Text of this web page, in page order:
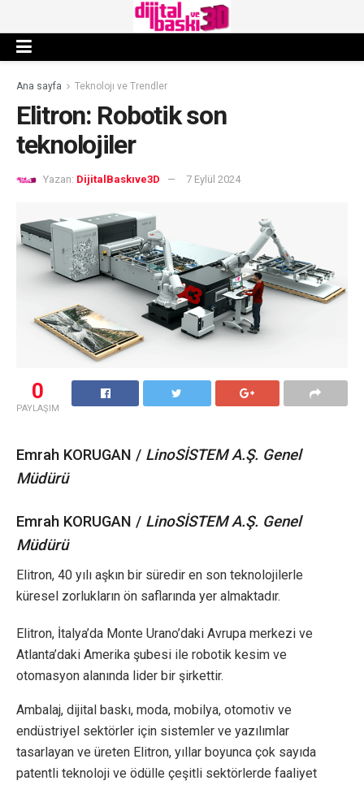
Ana sayfa Teknolojı ve Trendler
Elitron: Robotik son
teknolojiler
Yazan: DijitalBaskıve3D 7 Eylül 2024
0
PAYLAŞIM
Emrah KORUGAN / LinoSİSTEM A.Ş. Genel
Müdürü
Emrah KORUGAN / LinoSİSTEM A.Ş. Genel
Müdürü
Elitron, 40 yılı aşkın bir süredir en son teknolojilerle
küresel zorlukların ön saflarında yer almaktadır.
Elitron, İtalya’da Monte Urano’daki Avrupa merkezi ve
Atlanta’daki Amerika şubesi ile robotik kesim ve
otomasyon alanında lider bir şirkettir.
Ambalaj, dijital baskı, moda, mobilya, otomotiv ve
endüstriyel sektörler için sistemler ve yazılımlar
tasarlayan ve üreten Elitron, yıllar boyunca çok sayıda
patentli teknoloji ve ödülle çeşitli sektörlerde faaliyet